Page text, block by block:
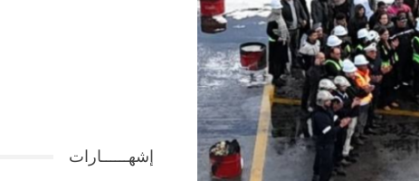
إشهــــــارات